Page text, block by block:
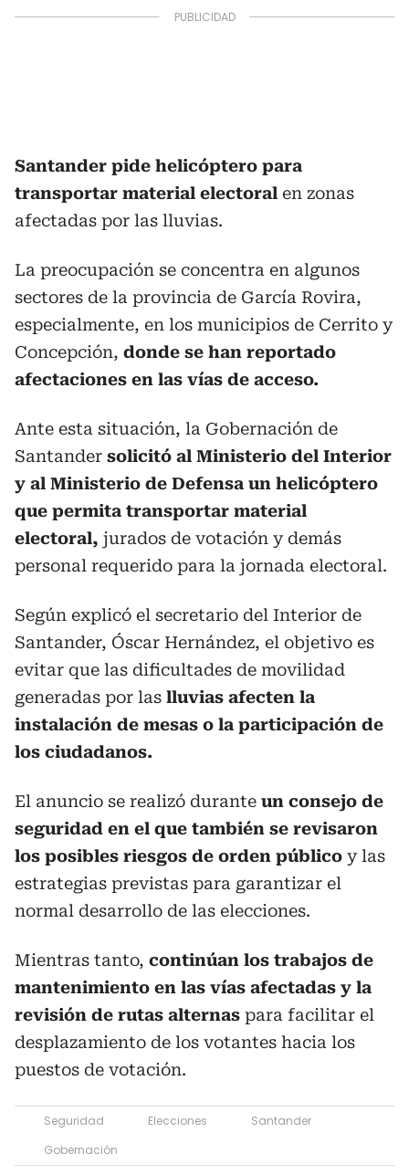
Santander pide helicóptero para
transportar material electoral en zonas
afectadas por las lluvias.
La preocupación se concentra en algunos
sectores de la provincia de García Rovira,
especialmente, en los municipios de Cerrito y
Concepción, donde se han reportado
afectaciones en las vías de acceso.
Ante esta situación, la Gobernación de
Santander solicitó al Ministerio del Interior
y al Ministerio de Defensa un helicóptero
que permita transportar material
electoral, jurados de votación y demás
personal requerido para la jornada electoral.
Según explicó el secretario del Interior de
Santander, Óscar Hernández, el objetivo es
evitar que las dificultades de movilidad
generadas por las lluvias afecten la
instalación de mesas o la participación de
los ciudadanos.
El anuncio se realizó durante un consejo de
seguridad en el que también se revisaron
los posibles riesgos de orden público y las
estrategias previstas para garantizar el
normal desarrollo de las elecciones.
Mientras tanto, continúan los trabajos de
mantenimiento en las vías afectadas y la
revisión de rutas alternas para facilitar el
desplazamiento de los votantes hacia los
puestos de votación.
Seguridad Elecciones
Santander
Gobernación